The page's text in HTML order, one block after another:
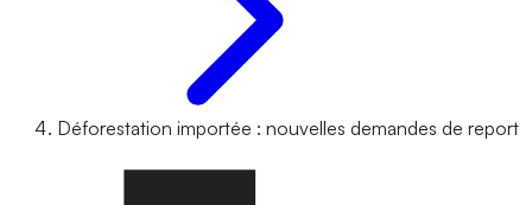
Déforestation importée : nouvelles demandes de report